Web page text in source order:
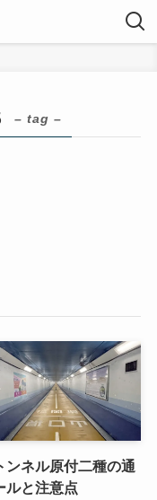
– tag –
ンネル原付二種の通
ルと注意点